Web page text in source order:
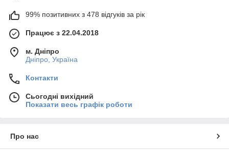
99% позитивних з 478 відгуків за рік
Працює з 22.04.2018
м. Дніпро
Дніпро, Україна
Контакти
Сьогодні вихідний
Показати весь графік роботи
Про нас